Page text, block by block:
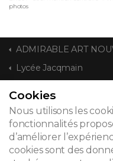
photos
ADMIRABLE ART
Lycée Jacqmain
CONTACT
© 2026
Cookies
Nous utilisons les
fonctionnalités
d’améliorer
cookies sont des